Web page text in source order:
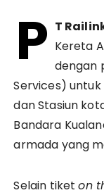
P T
Kereta
dengan
Services)
dan Stasiun
Bandara
armada yang
Selain tiketon